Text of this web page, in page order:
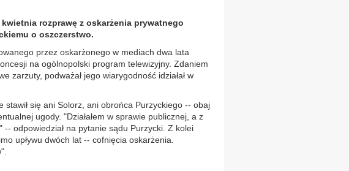
rozprawę z oskarżenia prywatnego
o oszczerstwo.
przez oskarżonego w mediach dwa lata
na ogólnopolski program telewizyjny. Zdaniem
zarzuty, podważał jego wiarygodność idziałał w
stawił się ani Solorz, ani obrońca Purzyckiego -- obaj
ugody. "Działałem w sprawie publicznej, a z
odpowiedział na pytanie sądu Purzycki. Z kolei
upływu dwóch lat -- cofnięcia oskarżenia.